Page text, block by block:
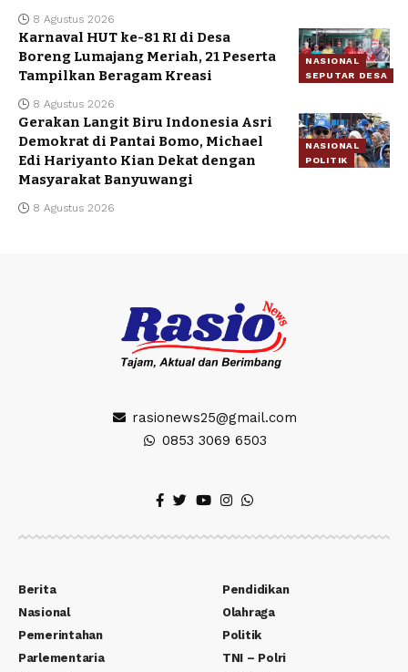
8 Agustus 2026
NASIONAL
SEPUTAR DESA
Karnaval HUT ke-81 RI di Desa
Boreng Lumajang Meriah, 21 Peserta
Tampilkan Beragam Kreasi
8 Agustus 2026
NASIONAL
POLITIK
Gerakan Langit Biru Indonesia Asri
Demokrat di Pantai Bomo, Michael
Edi Hariyanto Kian Dekat dengan
Masyarakat Banyuwangi
8 Agustus 2026
rasionews25@gmail.com
0853 3069 6503
Berita
Nasional
Pemerintahan
Parlementaria
Pendidikan
Olahraga
Politik
TNI – Polri